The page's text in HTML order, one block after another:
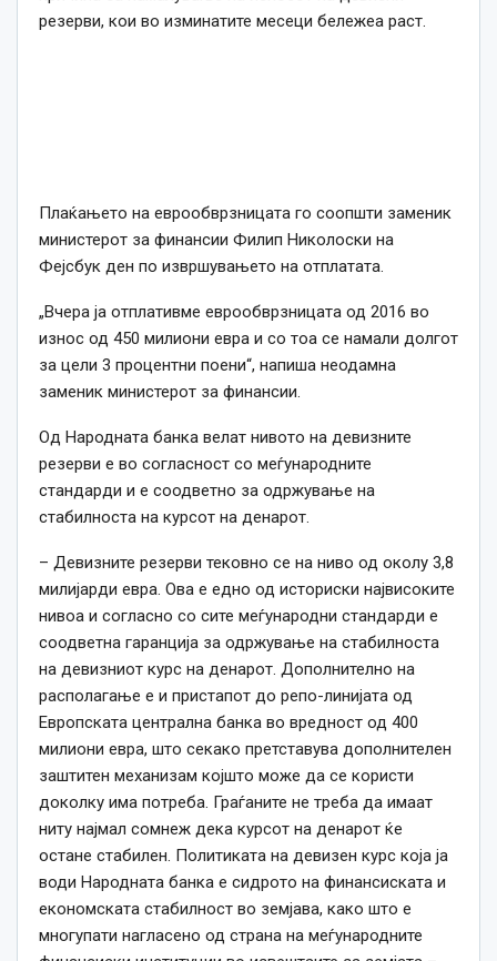
резерви, кои во изминатите месеци бележеа раст.
Плаќањето на еврообврзницата го соопшти заменик
министерот за финансии Филип Николоски на
Фејсбук ден по извршувањето на отплатата.
„Вчера ја отплативме еврообврзницата од 2016 во
износ од 450 милиони евра и со тоа се намали долгот
за цели 3 процентни поени“, напиша неодамна
заменик министерот за финансии.
Од Народната банка велат нивото на девизните
резерви е во согласност co меѓународните
стандарди и е соодветно за одржување на
стабилноста на курсот на денарот.
– Девизните резерви тековно се на ниво од околу 3,8
милијарди евра. Ова е едно од историски највисоките
нивоа и согласно со сите меѓународни стандарди е
соодветна гаранција за одржување на стабилноста
на девизниот курс на денарот. Дополнително на
располагање е и пристапот до репо-линијата од
Европската централна банка во вредност од 400
милиони евра, што секако претставува дополнителен
заштитен механизам којшто може да се користи
доколку има потреба. Граѓаните не треба да имаат
ниту најмал сомнеж дека курсот на денарот ќе
остане стабилен. Политиката на девизен курс која ја
води Народната банка е сидрото на финансиската и
економската стабилност во земјава, како што е
многупати нагласено од страна на меѓународните